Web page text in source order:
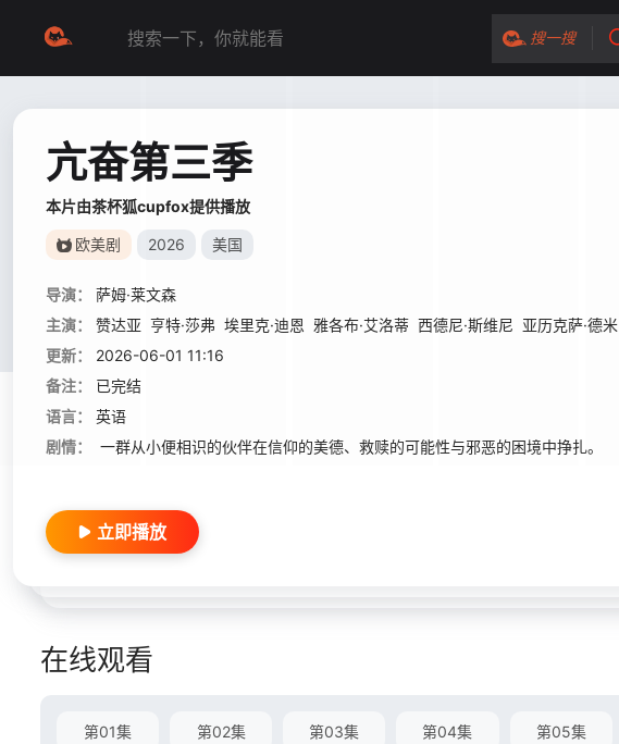
搜一搜
亢奋第三季
本片由茶杯狐cupfox提供播放
欧美剧 2026 美国
导演：
萨姆·莱文森
主演：
赞达亚 亨特·莎弗 埃里克·迪恩 雅各布·艾洛蒂 西德尼·斯维尼 亚历克萨·德米
更新：
2026-06-01 11:16
备注：
已完结
语言：
英语
剧情：
一群从小便相识的伙伴在信仰的美德、救赎的可能性与邪恶的困境中挣扎。
立即播放
在线观看
第01集 第02集 第03集 第04集 第05集